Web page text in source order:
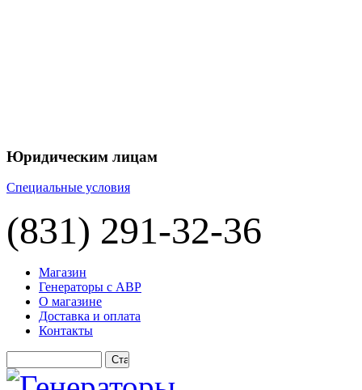
Юридическим лицам
Специальные условия
(831) 291-32-36
Магазин
Генераторы с АВР
О магазине
Доставка и оплата
Контакты